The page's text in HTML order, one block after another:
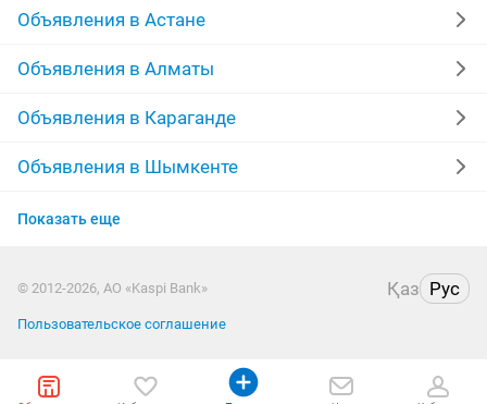
Объявления в Астане
Объявления в Алматы
Объявления в Караганде
Объявления в Шымкенте
Объявления в Усть-Каменогорске
Объявления в Павлодаре
Показать еще
© 2012-2026, АО «Kaspi Bank» Қаз Рус
Пользовательское соглашение